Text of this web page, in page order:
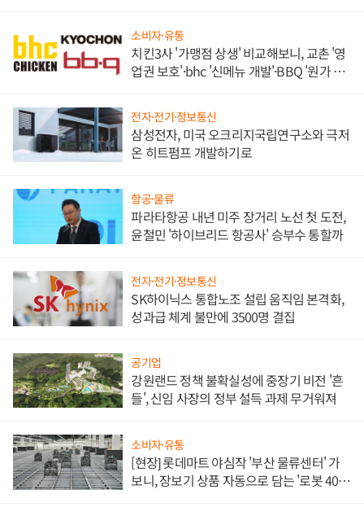
소비자·유통
치킨3사 '가맹점 상생' 비교해보니, 교촌 '영
업권 보호'·bhc '신메뉴 개발'·BBQ '원가 부
전자·전기·정보통신
삼성전자, 미국 오크리지국립연구소와 극저
온 히트펌프 개발하기로
항공·물류
파라타항공 내년 미주 장거리 노선 첫 도전,
윤철민 '하이브리드 항공사' 승부수 통할까
전자·전기·정보통신
SK하이닉스 통합노조 설립 움직임 본격화,
성과급 체계 불만에 3500명 결집
공기업
강원랜드 정책 불확실성에 중장기 비전 '흔
들', 신임 사장의 정부 설득 과제 무거워져
소비자·유통
[현장] 롯데마트 야심작 '부산 물류센터' 가
보니, 장보기 상품 자동으로 담는 '로봇 400